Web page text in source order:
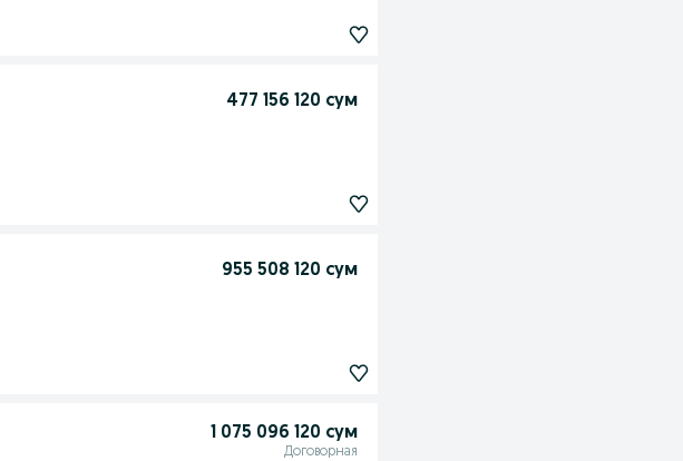
477 156 120 сум
955 508 120 сум
1 075 096 120 сум
Договорная